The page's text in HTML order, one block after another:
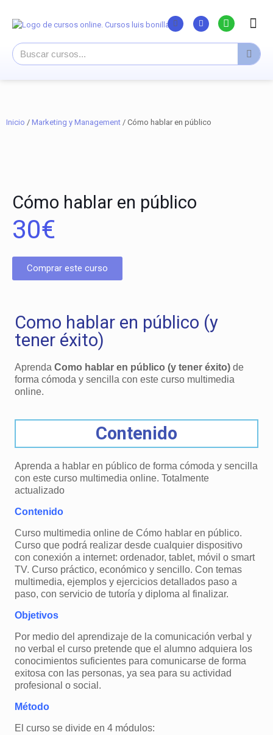
Inicio / Marketing y Management / Cómo hablar en público
Cómo hablar en público
30€
Comprar este curso
Como hablar en público (y
tener éxito)
AprendaComo hablar en público (y tener éxito) de
forma cómoda y sencilla con este curso multimedia
online.
Contenido
Aprenda a hablar en público de forma cómoda y sencilla
con este curso multimedia online. Totalmente
actualizado
Contenido
Curso multimedia online de Cómo hablar en público.
Curso que podrá realizar desde cualquier dispositivo
con conexión a internet: ordenador, tablet, móvil o smart
TV. Curso práctico, económico y sencillo. Con temas
multimedia, ejemplos y ejercicios detallados paso a
paso, con servicio de tutoría y diploma al finalizar.
Objetivos
Por medio del aprendizaje de la comunicación verbal y
no verbal el curso pretende que el alumno adquiera los
conocimientos suficientes para comunicarse de forma
exitosa con las personas, ya sea para su actividad
profesional o social.
Método
El curso se divide en 4 módulos: